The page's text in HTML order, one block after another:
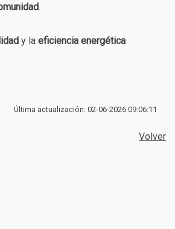
.
y la eficiencia energética
Última actualización: 02-06-2026 09:06:11
Volver